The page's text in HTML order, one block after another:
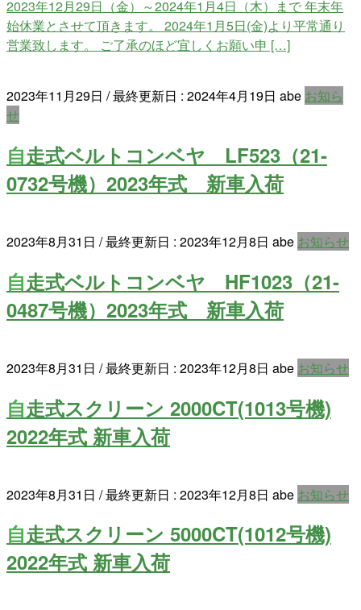
2023年12月29日（金）～2024年1月4日（木）まで 年末年
始休業とさせて頂きます。 2024年1月5日(金)より平常通り
営業致します。 ご了承のほど宜しくお願い申 […]
2023年11月29日 / 最終更新日 : 2024年4月19日 abe お知ら
せ
自走式ベルトコンベヤ LF523（21-
0732号機）2023年式 新車入荷
2023年8月31日 / 最終更新日 : 2023年12月8日 abe お知らせ
自走式ベルトコンベヤ HF1023（21-
0487号機）2023年式 新車入荷
2023年8月31日 / 最終更新日 : 2023年12月8日 abe お知らせ
自走式スクリーン 2000CT(1013号機)
2022年式 新車入荷
2023年8月31日 / 最終更新日 : 2023年12月8日 abe お知らせ
自走式スクリーン 5000CT(1012号機)
2022年式 新車入荷